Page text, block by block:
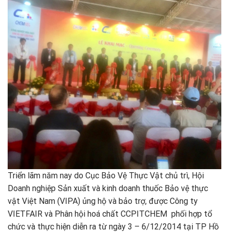
Triển lãm năm nay do Cục Bảo Vệ Thực Vật chủ trì, Hội
Doanh nghiệp Sản xuất và kinh doanh thuốc Bảo vệ thực
vật Việt Nam (VIPA) ủng hộ và bảo trợ, được Công ty
VIETFAIR và Phân hội hoá chất CCPITCHEM phối hợp tổ
chức và thực hiện diễn ra từ ngày 3 – 6/12/2014 tại TP Hồ